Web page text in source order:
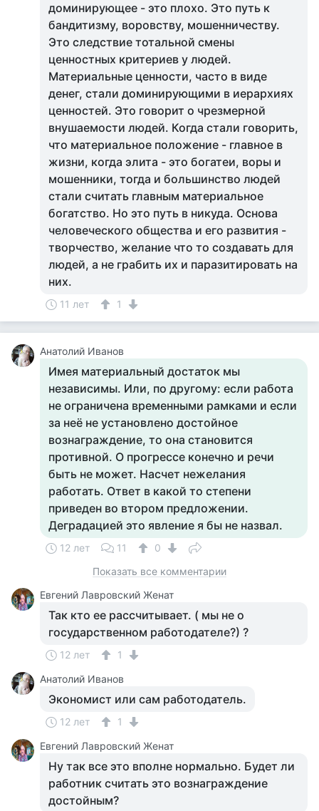
доминирующее - это плохо. Это путь к
бандитизму, воровству, мошенничеству.
Это следствие тотальной смены
ценностных критериев у людей.
Материальные ценности, часто в виде
денег, стали доминирующими в иерархиях
ценностей. Это говорит о чрезмерной
внушаемости людей. Когда стали говорить,
что материальное положение - главное в
жизни, когда элита - это богатеи, воры и
мошенники, тогда и большинство людей
стали считать главным материальное
богатство. Но это путь в никуда. Основа
человеческого общества и его развития -
творчество, желание что то создавать для
людей, а не грабить их и паразитировать на
них.
11 лет 1
Анатолий Иванов
Имея материальный достаток мы
независимы. Или, по другому: если работа
не ограничена временными рамками и если
за неё не установлено достойное
вознаграждение, то она становится
противной. О прогрессе конечно и речи
быть не может. Насчет нежелания
работать. Ответ в какой то степени
приведен во втором предложении.
Деградацией это явление я бы не назвал.
12 лет 11
0
Показать все комментарии
Евгений Лавровский Женат
Так кто ее рассчитывает. ( мы не о
государственном работодателе?) ?
12 лет
1
Анатолий Иванов
Экономист или сам работодатель.
12 лет
1
Евгений Лавровский Женат
Ну так все это вполне нормально. Будет ли
работник считать это вознаграждение
достойным?